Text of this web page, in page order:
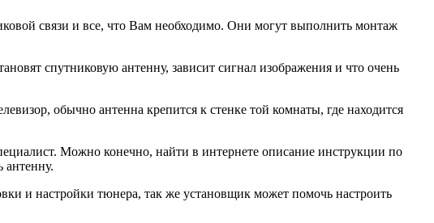
связи и все, что Вам необходимо. Они могут выполнить монтаж
спутниковую антенну, зависит сигнал изображения и что очень
обычно антенна крепится к стенке той комнаты, где находится
Можно конечно, найти в интернете описание инструкции по
антенну.
и настройки тюнера, так же установщик может помочь настроить